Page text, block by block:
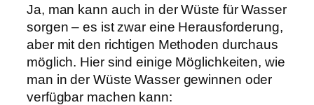
Ja, man kann auch in der Wüste für Wasser
sorgen – es ist zwar eine Herausforderung,
aber mit den richtigen Methoden durchaus
möglich. Hier sind einige Möglichkeiten, wie
man in der Wüste Wasser gewinnen oder
verfügbar machen kann: